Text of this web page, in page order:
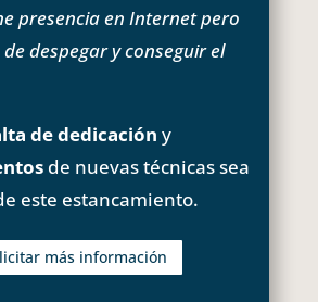
presencia en Internet pero
despegar y conseguir el
de dedicación y
de nuevas técnicas sea
este estancamiento.
más información